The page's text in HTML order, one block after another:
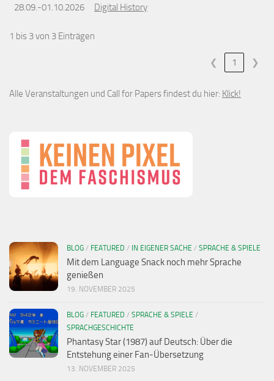
28.09.-01.10.2026 Digital History
1 bis 3 von 3 Einträgen
❮ 1 ❯
Alle Veranstaltungen und Call for Papers findest du hier: Klick!
BLOG / FEATURED / IN EIGENER SACHE / SPRACHE & SPIELE
Mit dem Language Snack noch mehr Sprache
genießen
19. NOVEMBER 2025
BLOG / FEATURED / SPRACHE & SPIELE /
SPRACHGESCHICHTE
Phantasy Star (1987) auf Deutsch: Über die
Entstehung einer Fan-Übersetzung
13. NOVEMBER 2025